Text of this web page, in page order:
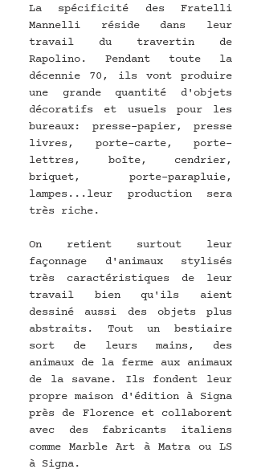
La spécificité des Fratelli
Mannelli réside dans leur
travail du travertin de
Rapolino. Pendant toute la
décennie 70, ils vont produire
une grande quantité d'objets
décoratifs et usuels pour les
bureaux: presse-papier, presse
livres, porte-carte, porte-
lettres, boîte, cendrier,
briquet, porte-parapluie,
lampes...leur production sera
très riche.
On retient surtout leur
façonnage d'animaux stylisés
très caractéristiques de leur
travail bien qu'ils aient
dessiné aussi des objets plus
abstraits. Tout un bestiaire
sort de leurs mains, des
animaux de la ferme aux animaux
de la savane. Ils fondent leur
propre maison d'édition à Signa
près de Florence et collaborent
avec des fabricants italiens
comme Marble Art à Matra ou LS
à Signa.